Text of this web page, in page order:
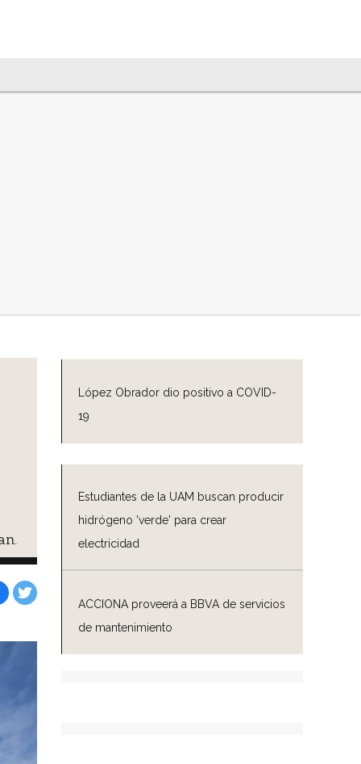
López Obrador dio positivo a COVID-
19
Estudiantes de la UAM buscan producir
hidrógeno 'verde' para crear
electricidad
ACCIONA proveerá a BBVA de servicios
de mantenimiento